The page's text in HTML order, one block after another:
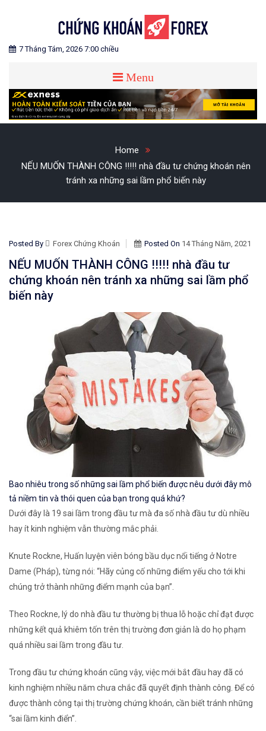
CHỨNG KHOÁN FOREX
Blog chia sẻ về Chứng Khoán và Forex
7 Tháng Tám, 2026 7:00 chiều
Menu
Home
NẾU MUỐN THÀNH CÔNG !!!!! nhà đầu tư chứng khoán nên
tránh xa những sai lầm phổ biến này
Posted By Forex Chứng Khoán Posted On 14 Tháng Năm, 2021
NẾU MUỐN THÀNH CÔNG !!!!! nhà đầu tư
chứng khoán nên tránh xa những sai lầm phổ
biến này
Bao nhiêu trong số những sai lầm phổ biến được nêu dưới đây mô
tả niềm tin và thói quen của bạn trong quá khứ?
Dưới đây là 19 sai lầm trong đầu tư mà đa số nhà đầu tư dù nhiều
hay ít kinh nghiệm vẫn thường mắc phải.
Knute Rockne, Huấn luyện viên bóng bầu dục nổi tiếng ở Notre
Dame (Pháp), từng nói: “Hãy củng cố những điểm yếu cho tới khi
chúng trở thành những điểm mạnh của bạn”.
Theo Rockne, lý do nhà đầu tư thường bị thua lỗ hoặc chỉ đạt được
những kết quả khiêm tốn trên thị trường đơn giản là do họ phạm
quá nhiều sai lầm trong đầu tư.
Trong đầu tư chứng khoán cũng vậy, việc mới bắt đầu hay đã có
kinh nghiệm nhiều năm chưa chắc đã quyết định thành công. Để có
được thành công tại thị trường chứng khoán, cần biết tránh những
“sai lầm kinh điển”.